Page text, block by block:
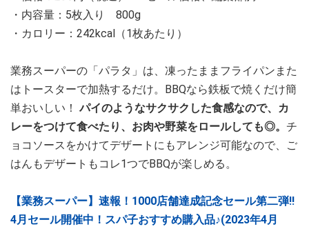
・内容量：5枚入り 800g
・カロリー：242kcal（1枚あたり）
業務スーパーの「パラタ」は、凍ったままフライパンまた
はトースターで加熱するだけ。BBQなら鉄板で焼くだけ簡
単おいしい！パイのようなサクサクした食感なので、カ
レーをつけて食べたり、お肉や野菜をロールしても◎。 チ
ョコソースをかけてデザートにもアレンジ可能なので、ご
はんもデザートもコレ1つでBBQが楽しめる。
【業務スーパー】速報！1000店舗達成記念セール第二弾‼
4月セール開催中！スパ子おすすめ購入品♪(2023年4月